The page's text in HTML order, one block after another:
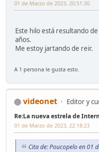
01 de Marzo de 2023, 20:51:30
Este hilo está resultando
años.
Me estoy jartando de reir.
A 1 persona le gusta esto.
videonet Editor y
Re:La nueva estrela de
01 de Marzo de 2023, 22:18:23
Cita de: Poucopelo en 01